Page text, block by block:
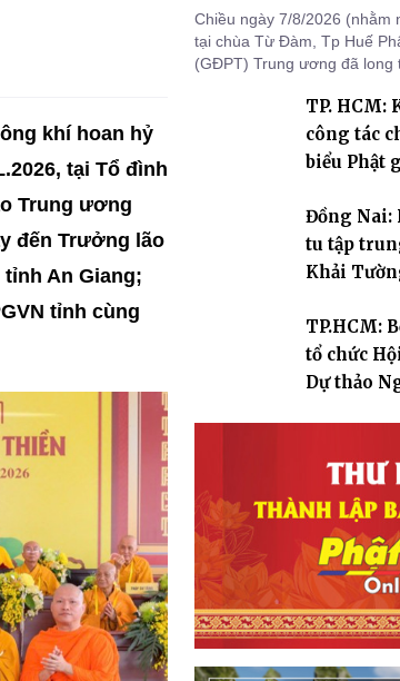
khí hoan hỷ
tại Tổ đình
Trung ương
đến Trưởng lão
tỉnh An Giang;
tỉnh cùng
Chiều ngày 7/8/2026 (nhằm
tại chùa Từ Đàm, Tp Huế
(GĐPT) Trung ương đã long
thành lập GĐPTVN.TP. HCM:
công tác
biểu Phật
Đồng Nai:
tu tập
Khải
TP.HCM:
tổ chức
Dự thảo